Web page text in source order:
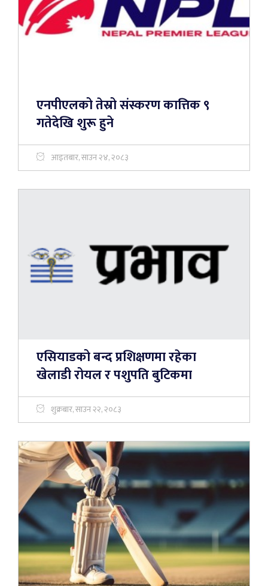
एनपीएलको तेस्रो संस्करण कात्तिक ९
गतेदेखि शुरू हुने
आइतबार, साउन २४, २०८३
एसियाडको बन्द प्रशिक्षणमा रहेका
खेलाडी रोयल र पशुपति बुटिकमा
शुक्रबार, साउन २२, २०८३